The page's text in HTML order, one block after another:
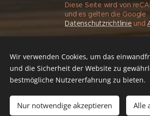
Diese Seite wird von
und es gelten die Google
Datenschutzrichtlinie und
AGB Datenschutz Impressum
Wir verwenden Cookies, um das
und die Sicherheit der Website zu
bestmögliche Nutzererfahrung zu bieten.
Nur notwendige akzeptieren Alle